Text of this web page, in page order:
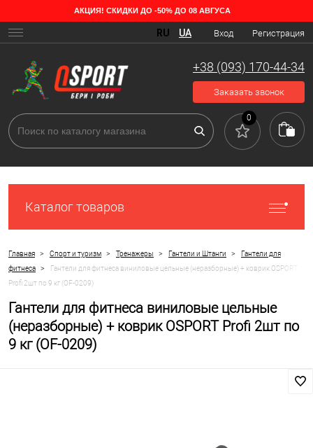
АКЦИЯ! СКИДКИ ДО -50% ДО 08 АВГУСА
Вход Регистрация
RU UA
+38 (093) 170-44-34
Заказать звонок
0
Каталог товаров
Главная > Спорт и туризм > Тренажеры > Гантели и Штанги >
Гантели для
фитнеса
>
Гантели для фитнеса виниловые цельные (неразборные) + коврик OSPORT
Profi 2шт по 9 кг (OF-0209)
Гантели для фитнеса виниловые цельные
(неразборные) + коврик OSPORT Profi 2шт по
9 кг (OF-0209)